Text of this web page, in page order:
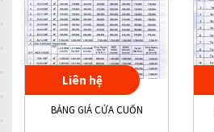
Liên hệ
BẢNG GIÁ CỬA CUỐN